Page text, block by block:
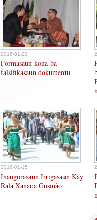
2016-01-22
Formasaun kona-ba
falsifikasaun dokumentu
2016-01-15
Inaugurasaun Irrigasaun Kay
Rala Xanana Gusmão